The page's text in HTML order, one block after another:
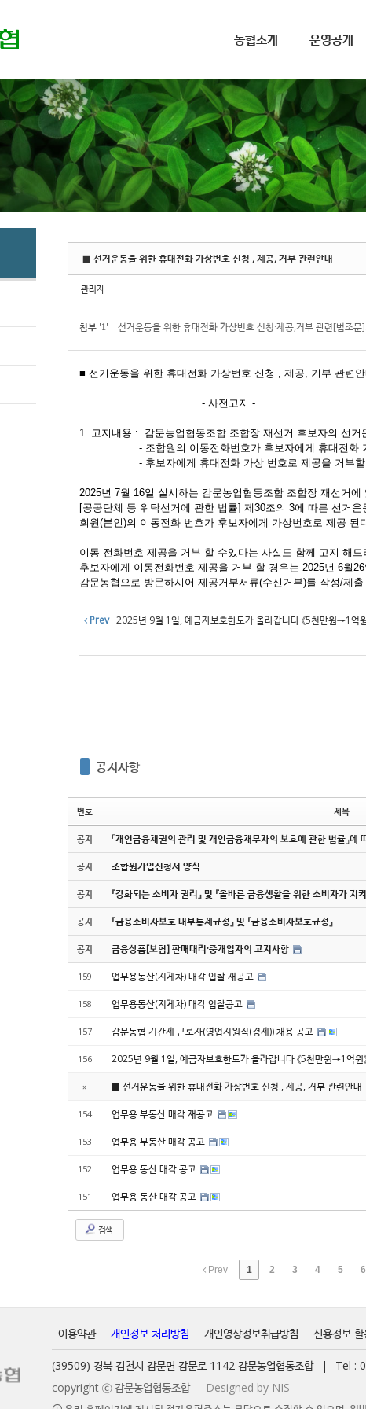
농협소개 운영공개
■ 선거운동을 위한 휴대전화 가상번호 신청 , 제공, 거부 관련안내
관리자
첨부 '1' 선거운동을 위한 휴대전화 가상번호 신청·제공,거부 관련[법조
■ 선거운동을 위한 휴대전화 가상번호 신청 , 제공, 거부 관련안
- 사전고지 -
1. 고지내용 : 감문농업협동조합 조합장 재선거 후보자의 선거
- 조합원의 이동전화번호가 후보자에게 휴대전화 가
- 후보자에게 휴대전화 가상 번호로 제공을 거부할
2025년 7월 16일 실시하는 감문농업협동조합 조합장 재선거에
[공공단체 등 위탁선거에 관한 법률] 제30조의 3에 따른 선거운
회원(본인)의 이동전화 번호가 후보자에게 가상번호로 제공 된
이동 전화번호 제공을 거부 할 수있다는 사실도 함께 고지 해드
후보자에게 이동전화번호 제공을 거부 할 경우는 2025년 6월26
감문농협으로 방문하시어 제공거부서류(수신거부)를 작성/제
Prev 2025년 9월 1일, 예금자보호한도가 올라갑니다 《5천만원→1억원
공지사항
번호 제목
공지 「개인금융채권의 관리 및 개인금융채무자의 보호에 관한 법률」에
공지 조합원가입신청서 양식
공지 『강화되는 소비자 권리』 및 『올바른 금융생활을 위한 소비자가 지
공지 『금융소비자보호 내부통제규정』 및 『금융소비자보호규정』
공지 금융상품[보험] 판매대리·중개업자의 고지사항
159 업무용동산(지게차) 매각 입찰 재공고
158 업무용동산(지게차) 매각 입찰공고
157 감문농협 기간제 근로자(영업지원직(경제)) 채용 공고
156 2025년 9월 1일, 예금자보호한도가 올라갑니다 《5천만원→1억원
» ■ 선거운동을 위한 휴대전화 가상번호 신청 , 제공, 거부 관련안내
154 업무용 부동산 매각 재공고
153 업무용 부동산 매각 공고
152 업무용 동산 매각 공고
151 업무용 동산 매각 공고
검색
Prev 1 2 3 4 5 6
이용약관 개인정보 처리방침 개인영상정보취급방침 신용정보
(39509) 경북 김천시 감문면 감문로 1142 감문농업협동조합 | Tel :
copyright ⓒ 감문농업협동조합
Designed by NIS